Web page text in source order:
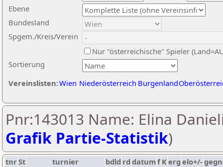
Ebene
Sortierung
Bundesland
Spgem./Kreis/Verein
Nur "österreichische" Spieler
Vereinslisten:Wien Niederösterreich Burgenland
Pnr:143013 Name: Elina
Grafik Partie-Statistik)
tnrSt turnier bdld rd datumf Kerg elo+/-